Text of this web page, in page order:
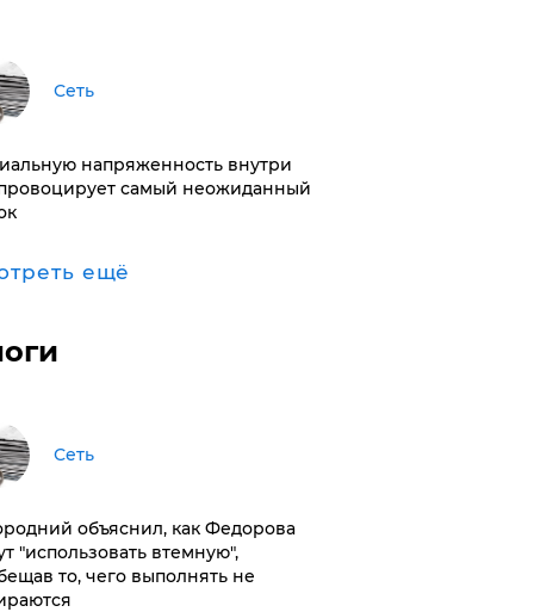
Сеть
напряженность внутри
самый неожиданный
ещё
Сеть
объяснил, как Федорова
"использовать втемную",
то, чего выполнять не